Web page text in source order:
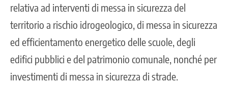
relativa ad interventi di messa in sicurezza del
territorio a rischio idrogeologico, di messa in sicurezza
ed efficientamento energetico delle scuole, degli
edifici pubblici e del patrimonio comunale, nonché per
investimenti di messa in sicurezza di strade.